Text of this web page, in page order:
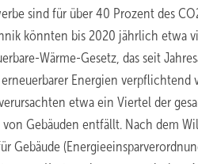
sind für über 40 Prozent des
könnten bis 2020 jährlich etwa
Wärme-Gesetz, das seit
Energien
etwa ein Viertel der
von Gebäuden entfällt. Nach dem
Gebäude